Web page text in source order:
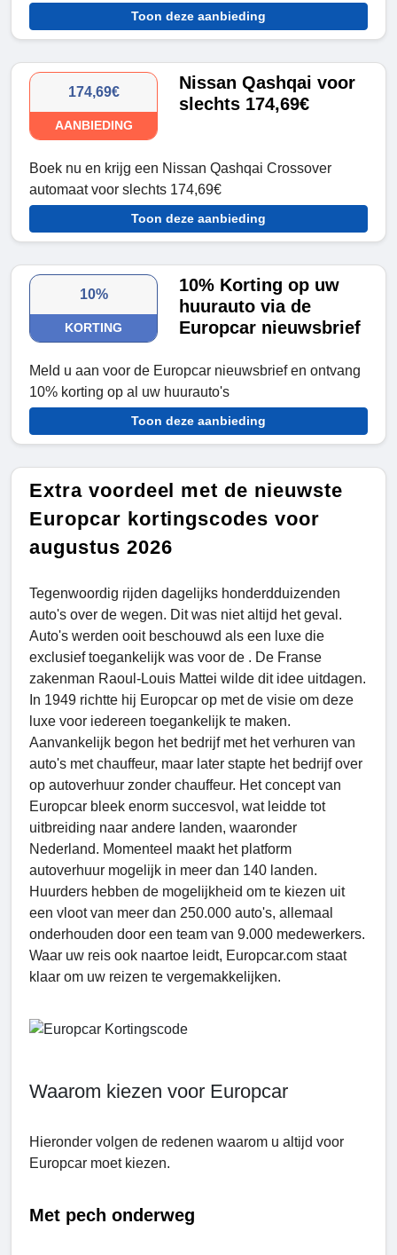
Toon deze aanbieding
174,69€
AANBIEDING
Nissan Qashqai voor
slechts 174,69€
Boek nu en krijg een Nissan Qashqai Crossover
automaat voor slechts 174,69€
Toon deze aanbieding
10%
KORTING
10% Korting op uw
huurauto via de
Europcar nieuwsbrief
Meld u aan voor de Europcar nieuwsbrief en ontvang
10% korting op al uw huurauto's
Toon deze aanbieding
Extra voordeel met de nieuwste
Europcar kortingscodes voor
augustus 2026
Tegenwoordig rijden dagelijks honderdduizenden
auto's over de wegen. Dit was niet altijd het geval.
Auto's werden ooit beschouwd als een luxe die
exclusief toegankelijk was voor de . De Franse
zakenman Raoul-Louis Mattеi wilde dit idee uitdagen.
In 1949 richtte hij Europcar op met de visie om deze
luxe voor iedereen toegankelijk te maken.
Aanvankelijk begon het bedrijf met het verhuren van
auto's met chauffeur, maar later stapte het bedrijf over
op autoverhuur zonder chauffeur. Het concept van
Europcar bleek enorm succesvol, wat leidde tot
uitbreiding naar andere landen, waaronder
Nederland. Momenteel maakt het platform
autoverhuur mogelijk in meer dan 140 landen.
Huurders hebben de mogelijkheid om te kiezen uit
een vloot van meer dan 250.000 auto's, allemaal
onderhouden door een team van 9.000 medewerkers.
Waar uw reis ook naartoe leidt, Europcar.com staat
klaar om uw reizen te vergemakkelijken.
Waarom kiezen voor Europcar
Hieronder volgen de redenen waarom u altijd voor
Europcar moet kiezen.
Met pech onderweg